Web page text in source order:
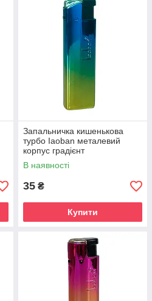
Запальничка кишенькова
турбо Iaoban металевий
корпус градієнт
В наявності
35 ₴
Купити